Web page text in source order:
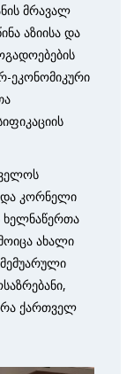
მრავალ
აზიისა და
ეკონომიკური
და კორნელი
ხელნაწერთა
ახალი
ქართველ